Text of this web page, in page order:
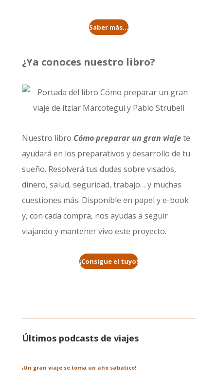
Saber más...
¿Ya conoces nuestro libro?
Nuestro libro Cómo preparar un gran viajete
ayudará en los preparativos y desarrollo de tu
sueño. Resolverá tus dudas sobre visados,
dinero, salud, seguridad, trabajo… y muchas
cuestiones más. Disponible en papel y e-book
y, con cada compra, nos ayudas a seguir
viajando y mantener vivo este proyecto.
¡Consigue el tuyo!
Últimos podcasts de viajes
¡Un gran viaje se toma un año sabático!